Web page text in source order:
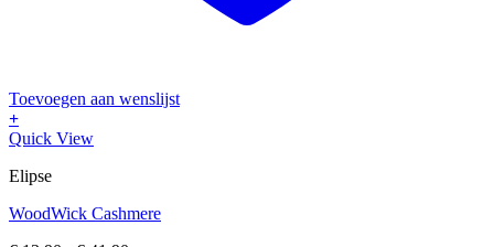
Toevoegen aan wenslijst
+
Dit
heeft
variaties.
Quick View
Elipse
WoodWick Cashmere